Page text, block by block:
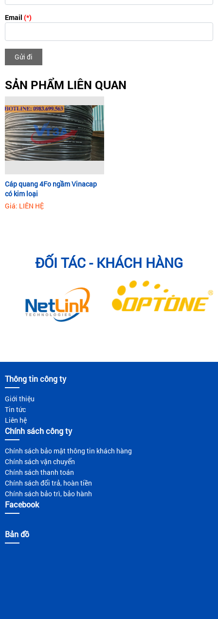
Email (*)
Gửi đi
SẢN PHẨM LIÊN QUAN
Cáp quang 4Fo ngầm Vinacap
có kim loại
Giá: LIÊN HỆ
ĐỐI TÁC - KHÁCH HÀNG
Thông tin công ty
Giới thiệu
Tin tức
Liên hệ
Chính sách công ty
Chính sách bảo mật thông tin khách hàng
Chính sách vận chuyển
Chính sách thanh toán
Chính sách đổi trả, hoàn tiền
Chính sách bảo trì, bảo hành
Facebook
Bản đồ